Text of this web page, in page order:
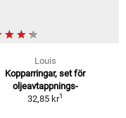
Louis
Kopparringar, set för
oljeavtappnings-
32,85 kr1